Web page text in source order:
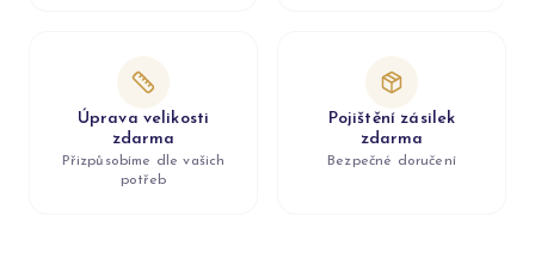
Úprava velikosti
zdarma
Přizpůsobíme dle vašich
potřeb
Pojištění zásilek
zdarma
Bezpečné doručení